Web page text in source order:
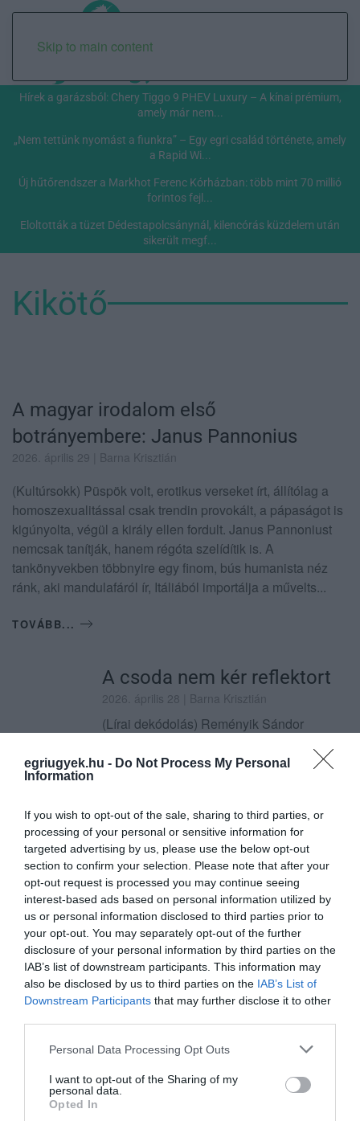
egriugyek.hu - Do Not Process My Personal
Information
If you wish to opt-out of the sale, sharing to third parties, or
processing of your personal or sensitive information for
targeted advertising by us, please use the below opt-out
section to confirm your selection. Please note that after your
opt-out request is processed you may continue seeing
interest-based ads based on personal information utilized by
us or personal information disclosed to third parties prior to
your opt-out. You may separately opt-out of the further
disclosure of your personal information by third parties on the
IAB’s list of downstream participants. This information may
also be disclosed by us to third parties on the IAB’s List of
Downstream Participants that may further disclose it to other
Please note that this website/app uses one or more Google
not limited to your visit or usage behaviour. You may click to
grant or deny consent to Google and its third-party tags to
use your data for below specified purposes in below Google
Personal Data Processing Opt Outs
I want to opt-out of the Sharing of my
personal data.
Opted In
Skip to main content
Hírek a garázsból: Chery Tiggo 9 PHEV Luxury – A kínai prémium,
amely már nem...
„Nem tettünk nyomást a fiunkra” – Egy egri család története, amely
a Rapid Wi...
Új hűtőrendszer a Markhot Ferenc Kórházban: több mint 70 millió
forintos fejl...
Eloltották a tüzet Dédestapolcsánynál, kilencórás küzdelem után
sikerült megf...
Kikötő
A magyar irodalom első
botrányembere: Janus Pannonius
2026. április 29 | Barna Krisztián
(Kultúrsokk) Püspök volt, erotikus verseket írt, állítólag a
homoszexualitással csak trendin provokált, a pápaságot is
kigúnyolta, végül a király ellen fordult. Janus Pannoniust
nemcsak tanítják, hanem régóta szelídítik is. A
tankönyvekben többnyire egy finom, bús humanista néz
ránk, aki mandulafáról ír, Itáliából importálja a művelts...
TOVÁBB...
A csoda nem kér reflektort
2026. április 28 | Barna Krisztián
(Lírai dekódolás) Reményik Sándor
hanem utasít: „Tedd”, „Hallgasd”, „figyeld”,
TOVÁBB...
A győztes mindent visz. De
mit visz magával a vesztes
2026. április 27| Barna Krisztián
(A Pop testté lesz) The Winner Takes It All
Az ABBA egyik legnagyobb dala első
hallásra szakításballada. Második hallásra
már inkább boncolás. Nem a szerelemé,
A Netflix szerint a szerelem